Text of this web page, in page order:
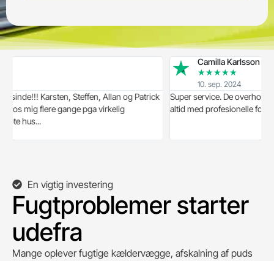
Karsten, Steffen, Allan og Patrick
flere gange pga virkelig
Camilla Karlsson
★ ★★★
10. sep. 2024
Super service. De overholder
altid med profesionelle folk. Kan
En vigtig investering
Fugtproblemer starter
udefra
Mange oplever fugtige kældervægge, afskalning af puds